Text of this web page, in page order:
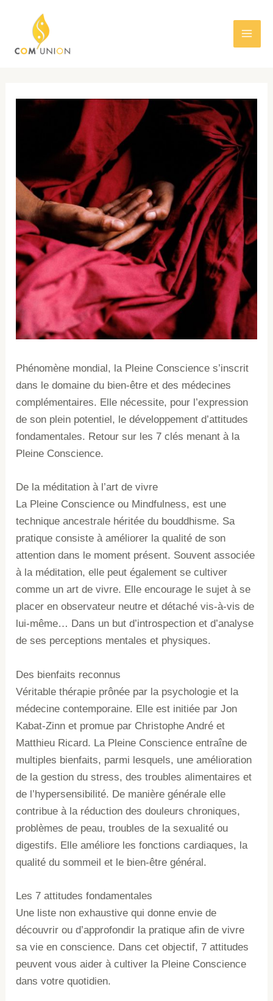
Phénomène mondial, la Pleine Conscience s’inscrit
dans le domaine du bien-être et des médecines
complémentaires. Elle nécessite, pour l’expression
de son plein potentiel, le développement d’attitudes
fondamentales. Retour sur les 7 clés menant à la
Pleine Conscience.
De la méditation à l’art de vivre
La Pleine Conscience ou Mindfulness, est une
technique ancestrale héritée du bouddhisme. Sa
pratique consiste à améliorer la qualité de son
attention dans le moment présent. Souvent associée
à la méditation, elle peut également se cultiver
comme un art de vivre. Elle encourage le sujet à se
placer en observateur neutre et détaché vis-à-vis de
lui-même… Dans un but d’introspection et d’analyse
de ses perceptions mentales et physiques.
Des bienfaits reconnus
Véritable thérapie prônée par la psychologie et la
médecine contemporaine. Elle est initiée par Jon
Kabat-Zinn et promue par Christophe André et
Matthieu Ricard. La Pleine Conscience entraîne de
multiples bienfaits, parmi lesquels, une amélioration
de la gestion du stress, des troubles alimentaires et
de l’hypersensibilité. De manière générale elle
contribue à la réduction des douleurs chroniques,
problèmes de peau, troubles de la sexualité ou
digestifs. Elle améliore les fonctions cardiaques, la
qualité du sommeil et le bien-être général.
Les 7 attitudes fondamentales
Une liste non exhaustive qui donne envie de
découvrir ou d’approfondir la pratique afin de vivre
sa vie en conscience. Dans cet objectif, 7 attitudes
peuvent vous aider à cultiver la Pleine Conscience
dans votre quotidien.